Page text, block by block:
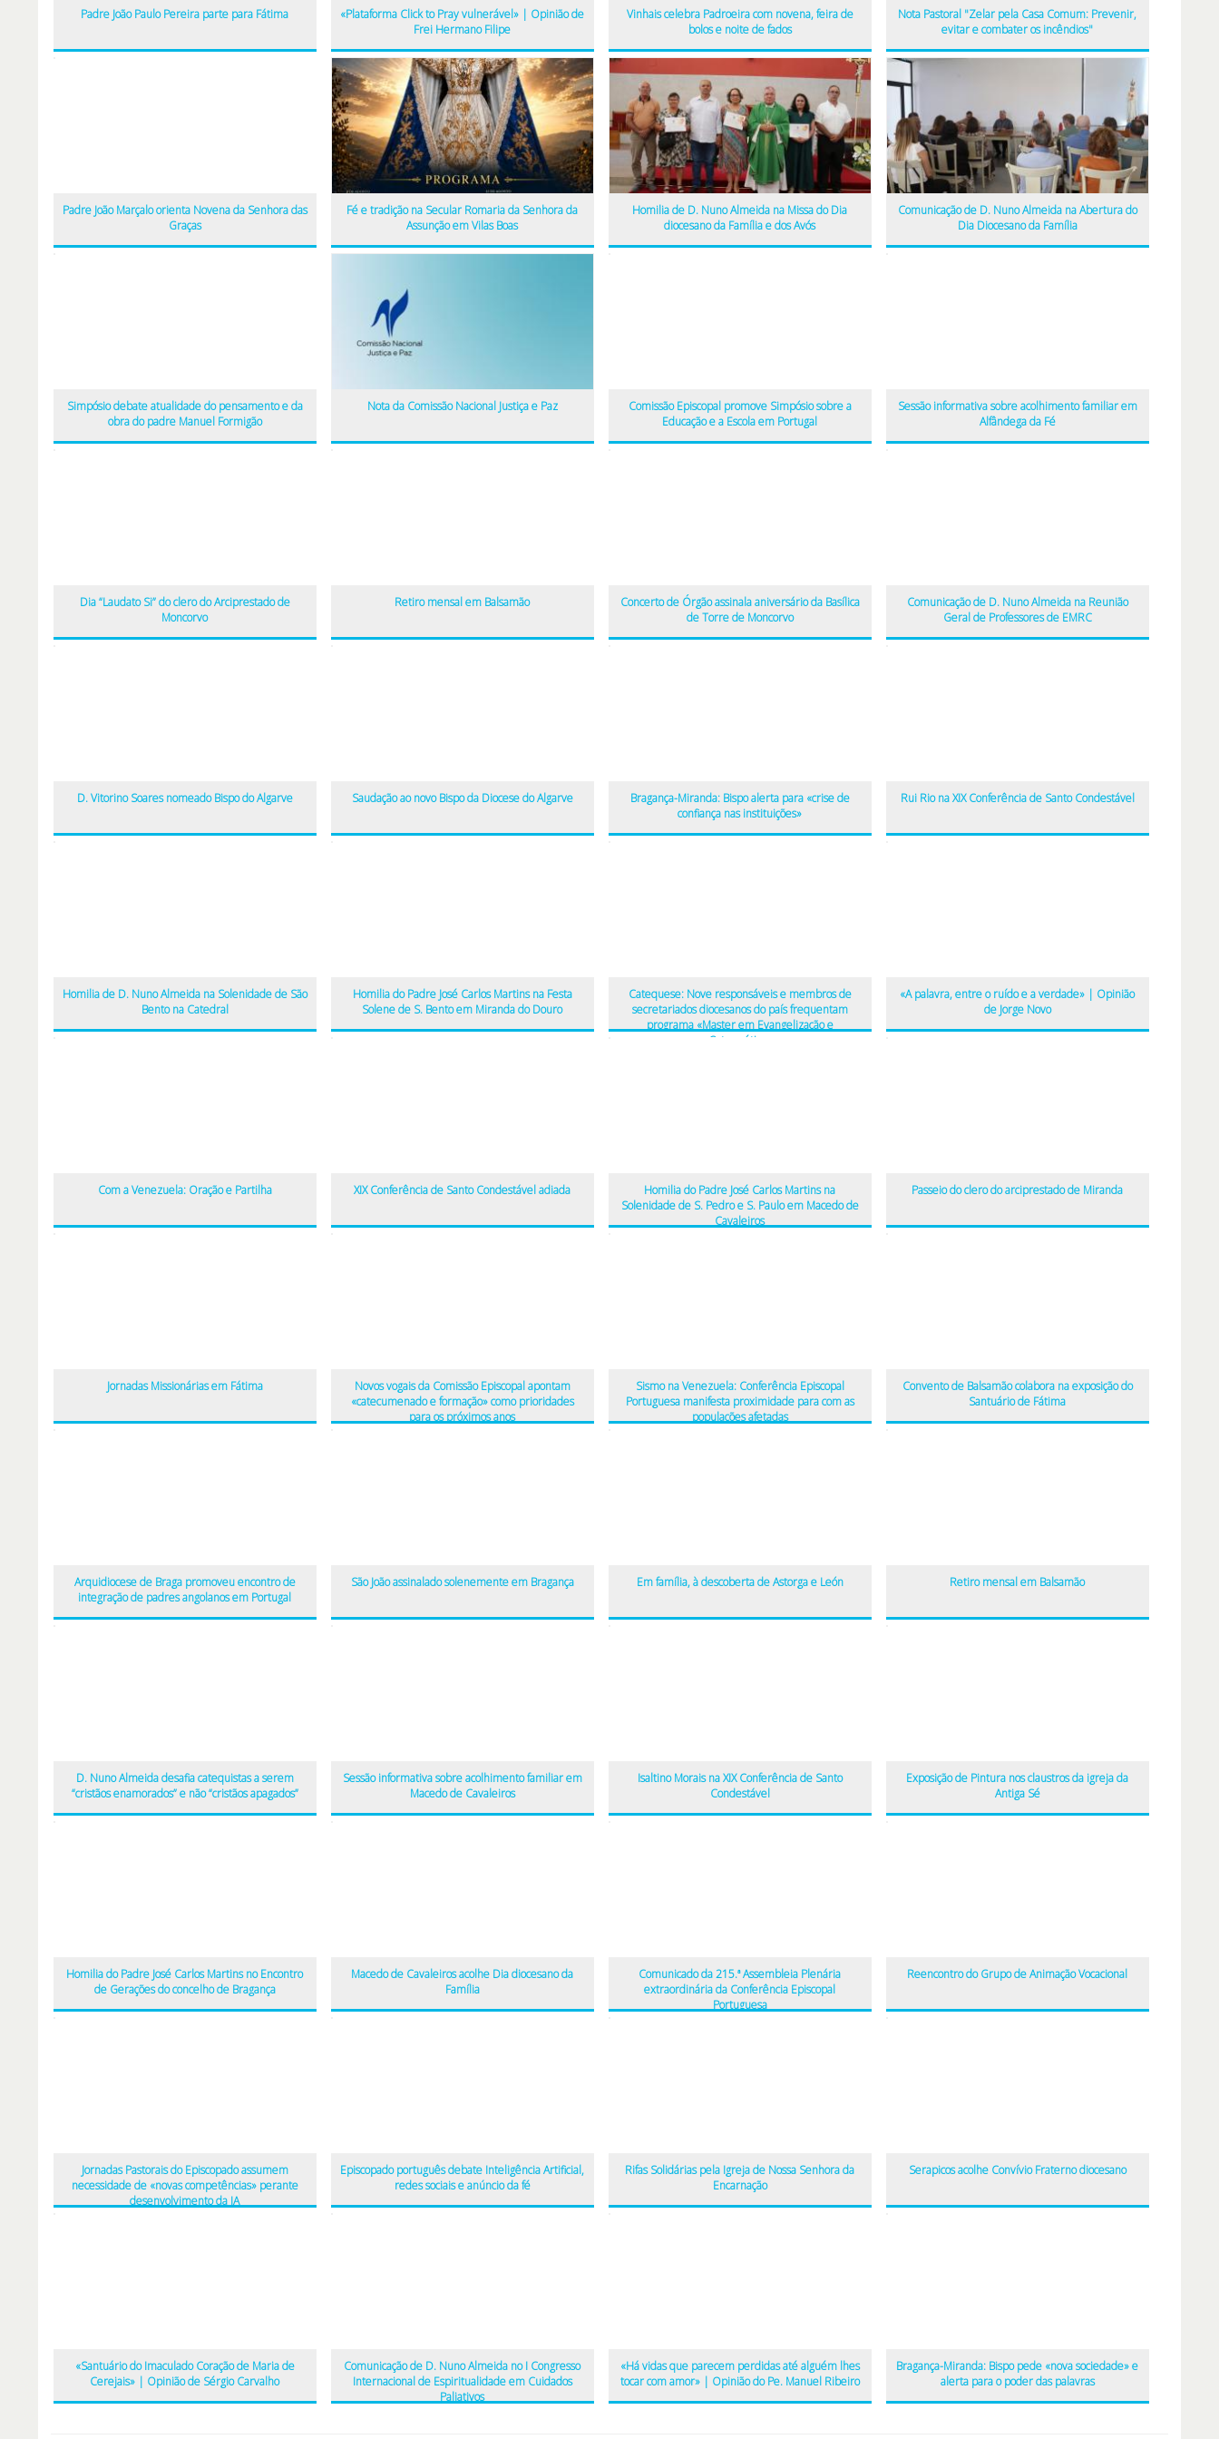
Padre João Paulo Pereira parte para Fátima
«Plataforma Click to Pray vulnerável» | Opinião de
Frei Hermano Filipe
Vinhais celebra Padroeira com novena, feira de
bolos e noite de fados
Nota Pastoral "Zelar pela Casa Comum: Prevenir,
evitar e combater os incêndios"
Padre João Marçalo orienta Novena da Senhora das
Graças
Fé e tradição na Secular Romaria da Senhora da
Assunção em Vilas Boas
Homilia de D. Nuno Almeida na Missa do Dia
diocesano da Família e dos Avós
Comunicação de D. Nuno Almeida na Abertura do
Dia Diocesano da Família
Simpósio debate atualidade do pensamento e da
obra do padre Manuel Formigão
Nota da Comissão Nacional Justiça e Paz
Comissão Episcopal promove Simpósio sobre a
Educação e a Escola em Portugal
Sessão informativa sobre acolhimento familiar em
Alfândega da Fé
Dia “Laudato Si” do clero do Arciprestado de
Moncorvo
Retiro mensal em Balsamão
Concerto de Órgão assinala aniversário da Basílica
de Torre de Moncorvo
Comunicação de D. Nuno Almeida na Reunião
Geral de Professores de EMRC
D. Vitorino Soares nomeado Bispo do Algarve Saudação ao novo Bispo da Diocese do Algarve
Bragança-Miranda: Bispo alerta para «crise de
confiança nas instituições»
Rui Rio na XIX Conferência de Santo Condestável
Homilia de D. Nuno Almeida na Solenidade de São
Bento na Catedral
Homilia do Padre José Carlos Martins na Festa
Solene de S. Bento em Miranda do Douro
Catequese: Nove responsáveis e membros de
secretariados diocesanos do país frequentam
programa «Master em Evangelização e
Catequética»
«A palavra, entre o ruído e a verdade» | Opinião
de Jorge Novo
Com a Venezuela: Oração e Partilha XIX Conferência de Santo Condestável adiada
Homilia do Padre José Carlos Martins na
Solenidade de S. Pedro e S. Paulo em Macedo de
Cavaleiros
Passeio do clero do arciprestado de Miranda
Jornadas Missionárias em Fátima
Novos vogais da Comissão Episcopal apontam
«catecumenado e formação» como prioridades
para os próximos anos
Sismo na Venezuela: Conferência Episcopal
Portuguesa manifesta proximidade para com as
populações afetadas
Convento de Balsamão colabora na exposição do
Santuário de Fátima
Arquidiocese de Braga promoveu encontro de
integração de padres angolanos em Portugal
São João assinalado solenemente em Bragança Em família, à descoberta de Astorga e León Retiro mensal em Balsamão
D. Nuno Almeida desafia catequistas a serem
“cristãos enamorados” e não “cristãos apagados”
Sessão informativa sobre acolhimento familiar em
Macedo de Cavaleiros
Isaltino Morais na XIX Conferência de Santo
Condestável
Exposição de Pintura nos claustros da igreja da
Antiga Sé
Homilia do Padre José Carlos Martins no Encontro
de Gerações do concelho de Bragança
Macedo de Cavaleiros acolhe Dia diocesano da
Família
Comunicado da 215.ª Assembleia Plenária
extraordinária da Conferência Episcopal
Portuguesa
Reencontro do Grupo de Animação Vocacional
Jornadas Pastorais do Episcopado assumem
necessidade de «novas competências» perante
desenvolvimento da IA
Episcopado português debate Inteligência Artificial,
redes sociais e anúncio da fé
Rifas Solidárias pela Igreja de Nossa Senhora da
Encarnação
Serapicos acolhe Convívio Fraterno diocesano
«Santuário do Imaculado Coração de Maria de
Cerejais» | Opinião de Sérgio Carvalho
Comunicação de D. Nuno Almeida no I Congresso
Internacional de Espiritualidade em Cuidados
Paliativos
«Há vidas que parecem perdidas até alguém lhes
tocar com amor» | Opinião do Pe. Manuel Ribeiro
Bragança-Miranda: Bispo pede «nova sociedade» e
alerta para o poder das palavras